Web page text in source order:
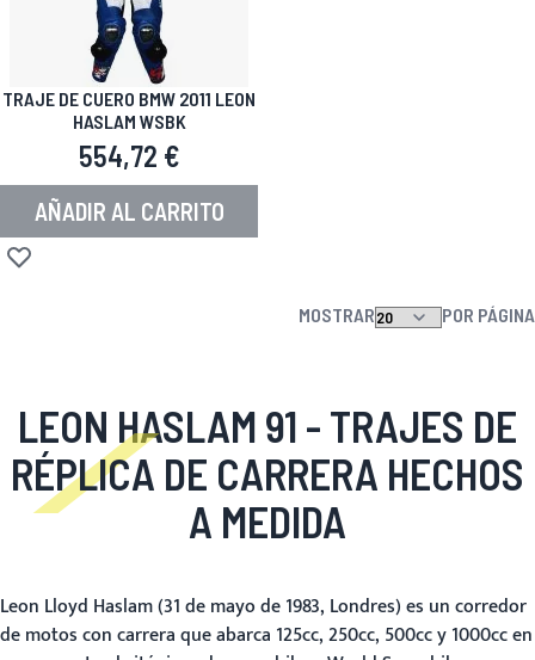
TRAJE DE CUERO BMW 2011 LEON
HASLAM WSBK
554,72 €
AÑADIR AL CARRITO
Añadir a la Lista de Deseos
MOSTRAR POR PÁGINA
LEON HASLAM 91 - TRAJES DE
RÉPLICA DE CARRERA HECHOS
A MEDIDA
Leon Lloyd Haslam(31 de mayo de 1983, Londres) es un corredor
de motos con carrera que abarca 125cc, 250cc, 500cc y 1000cc en